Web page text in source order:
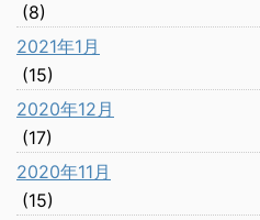
(8)
2021年1月
(15)
2020年12月
(17)
2020年11月
(15)